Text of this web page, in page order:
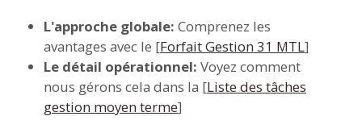
L'approche globale: Comprenez les
avantages avec le [Forfait Gestion 31 MTL]
Le détail opérationnel: Voyez comment
nous gérons cela dans la [Liste des tâches
gestion moyen terme]